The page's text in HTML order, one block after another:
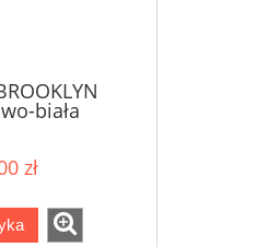
biała
zł